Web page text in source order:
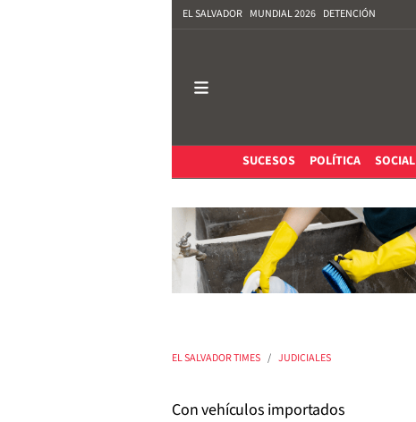
EL SALVADOR MUNDIAL 2026 DETENCIÓN
SUCESOS
POLÍTICA SOCIAL
EL SALVADOR TIMES JUDICIALES
Con vehículos importados